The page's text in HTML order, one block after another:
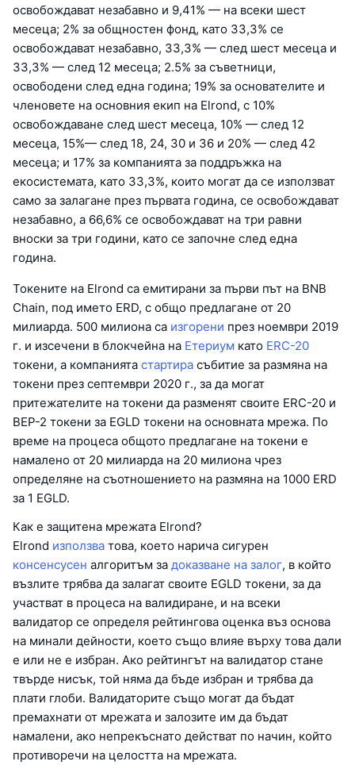
освобождават незабавно и 9,41% — на всеки шест
месеца; 2% за общностен фонд, като 33,3% се
освобождават незабавно, 33,3% — след шест месеца и
33,3% — след 12 месеца; 2.5% за съветници,
освободени след една година; 19% за основателите и
членовете на основния екип на Elrond, с 10%
освобождаване след шест месеца, 10% — след 12
месеца, 15%— след 18, 24, 30 и 36 и 20% — след 42
месеца; и 17% за компанията за поддръжка на
екосистемата, като 33,3%, които могат да се използват
само за залагане през първата година, се освобождават
незабавно, а 66,6% се освобождават на три равни
вноски за три години, като се започне след една
година.
Токените на Elrond са емитирани за първи път на BNB
Chain, под името ERD, с общо предлагане от 20
милиарда. 500 милиона са изгорени през ноември 2019
г. и изсечени в блокчейна на Етериум като ERC-20
токени, а компанията стартира събитие за размяна на
токени през септември 2020 г., за да могат
притежателите на токени да разменят своите ERC-20 и
BEP-2 токени за EGLD токени на основната мрежа. По
време на процеса общото предлагане на токени е
намалено от 20 милиарда на 20 милиона чрез
определяне на съотношението на размяна на 1000 ERD
за 1 EGLD.
Как е защитена мрежата Elrond?
Elrond използва това, което нарича сигурен
консенсусен алгоритъм за доказване на залог, в който
възлите трябва да залагат своите EGLD токени, за да
участват в процеса на валидиране, и на всеки
валидатор се определя рейтингова оценка въз основа
на минали дейности, което също влияе върху това дали
е или не е избран. Ако рейтингът на валидатор стане
твърде нисък, той няма да бъде избран и трябва да
плати глоби. Валидаторите също могат да бъдат
премахнати от мрежата и залозите им да бъдат
намалени, ако непрекъснато действат по начин, който
противоречи на целостта на мрежата.